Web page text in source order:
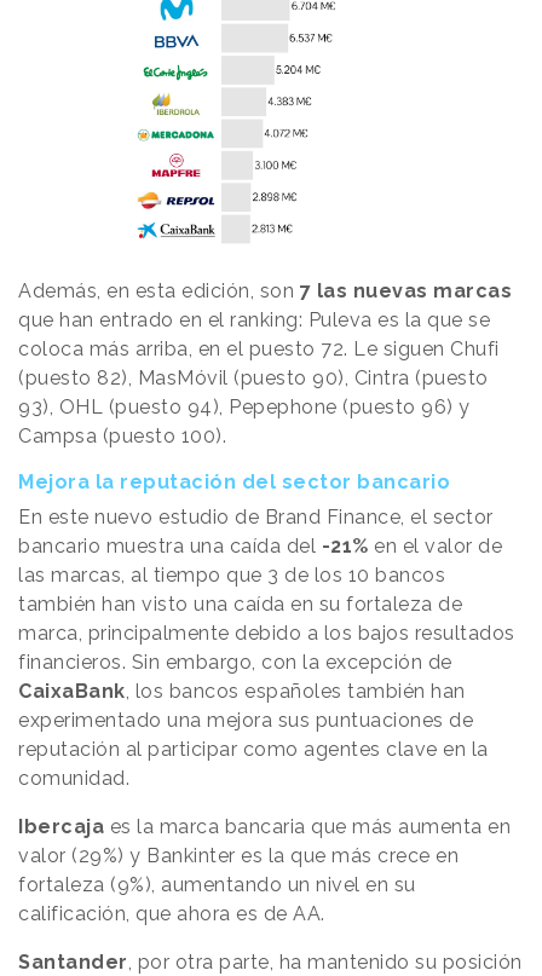
Además, en esta edición, son 7 las nuevas marcas
que han entrado en el ranking: Puleva es la que se
coloca más arriba, en el puesto 72. Le siguen Chufi
(puesto 82), MasMóvil (puesto 90), Cintra (puesto
93), OHL (puesto 94), Pepephone (puesto 96) y
Campsa (puesto 100).
Mejora la reputación del sector bancario
En este nuevo estudio de Brand Finance, el sector
bancario muestra una caída del -21% en el valor de
las marcas, al tiempo que 3 de los 10 bancos
también han visto una caída en su fortaleza de
marca, principalmente debido a los bajos resultados
financieros. Sin embargo, con la excepción de
CaixaBank, los bancos españoles también han
experimentado una mejora sus puntuaciones de
reputación al participar como agentes clave en la
comunidad.
Ibercaja es la marca bancaria que más aumenta en
valor (29%) y Bankinter es la que más crece en
fortaleza (9%), aumentando un nivel en su
calificación, que ahora es de AA.
Santander, por otra parte, ha mantenido su posición